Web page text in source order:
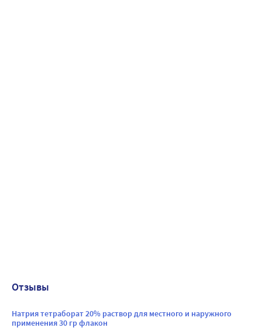
Отзывы
Натрия тетраборат 20% раствор для местного и наружного
применения 30 гр флакон